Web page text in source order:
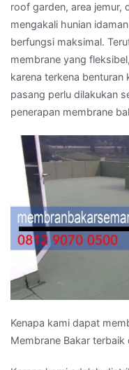
roof garden, area jemur,
mengakali hunian
berfungsi maksimal.
membrane yang
karena terkena benturan
pasang perlu dilakukan
penerapan membrane
Kenapa kami dapat
Membrane Bakar